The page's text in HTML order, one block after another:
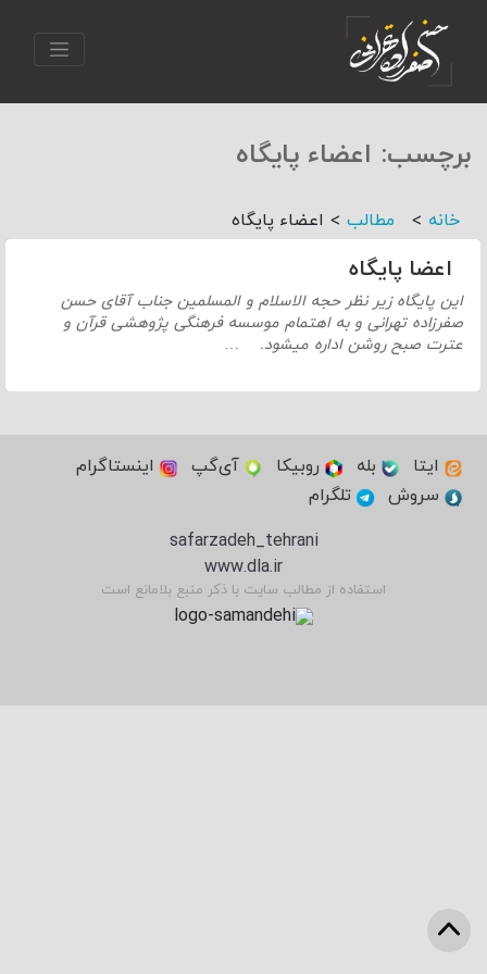
برچسب: اعضاء پایگاه
خانه > مطالب > اعضاء پایگاه
اعضا پایگاه
این پایگاه زیر نظر حجه الاسلام و المسلمین جناب آقای حسن
صفرزاده تهرانی و به اهتمام موسسه فرهنگی پژوهشی قرآن و
عترت صبح روشن اداره میشود. …
ایتا بله روبیکا آی‌گپ
اینستاگرام
سروش
تلگرام
safarzadeh_tehrani
www.dla.ir
استفاده از مطالب سایت با ذکر منبع بلامانع است